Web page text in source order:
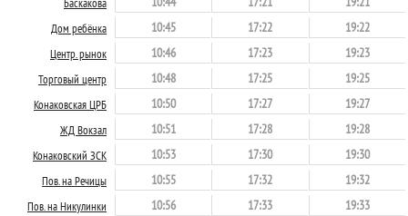
Баскакова
Дом ребёнка 10:45 17:22 19:22
Центр. рынок 10:46 17:23 19:23
Торговый центр 10:48 17:25 19:25
Конаковская ЦРБ 10:50 17:27 19:27
ЖД Вокзал 10:51 17:28 19:28
Конаковский ЗСК 10:53 17:30 19:30
Пов. на Речицы 10:55 17:32 19:32
Пов. на Никулинки 10:56 17:33 19:33